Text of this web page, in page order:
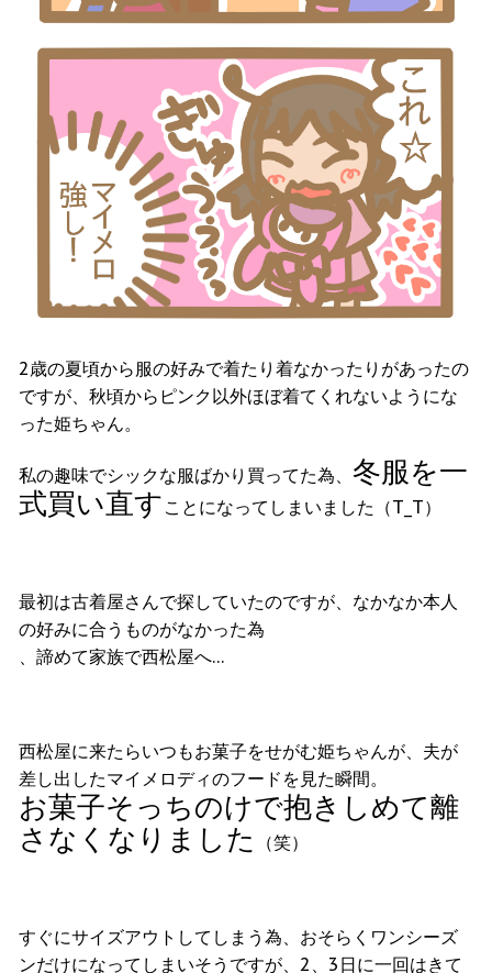
2歳の夏頃から服の好みで着たり着なかったりがあったの
ですが、秋頃からピンク以外ほぼ着てくれないようにな
った姫ちゃん。
私の趣味でシックな服ばかり買ってた為、 冬服を一
式買い直す ことになってしまいました（T_T）
最初は古着屋さんで探していたのですが、なかなか本人
の好みに合うものがなかった為
、諦めて家族で西松屋へ…
西松屋に来たらいつもお菓子をせがむ姫ちゃんが、夫が
差し出したマイメロディのフードを見た瞬間。
お菓子そっちのけで抱きしめて離
さなくなりました
（笑）
すぐにサイズアウトしてしまう為、おそらくワンシーズ
ンだけになってしまいそうですが、2、3日に一回はきて